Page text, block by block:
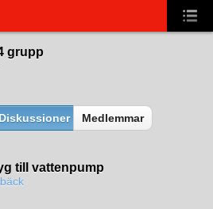
grupp
Diskussioner Medlemmar
till vattenpump